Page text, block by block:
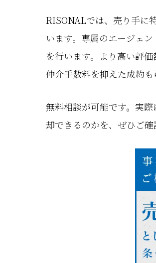
RISONALでは、売り手に
います。専属のエージェ
を行います。より高い評
仲介手数料を抑えた成約も
無料相談が可能です。実
却できるのかを、ぜひご確